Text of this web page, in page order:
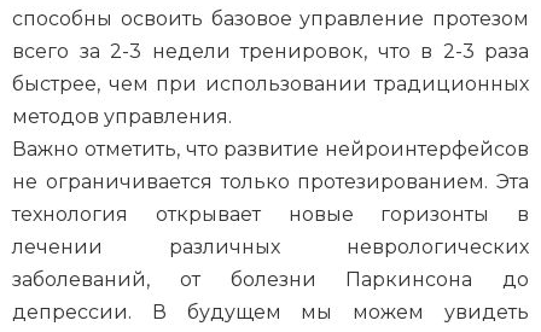
способны освоить базовое управление протезом
всего за 2-3 недели тренировок, что в 2-3 раза
быстрее, чем при использовании традиционных
методов управления.
Важно отметить, что развитие нейроинтерфейсов
не ограничивается только протезированием. Эта
технология открывает новые горизонты в
лечении различных неврологических
заболеваний, от болезни Паркинсона до
депрессии. В будущем мы можем увидеть